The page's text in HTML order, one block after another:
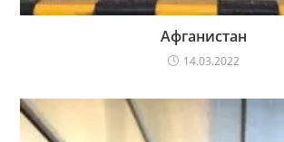
Афганистан
14.03.2022